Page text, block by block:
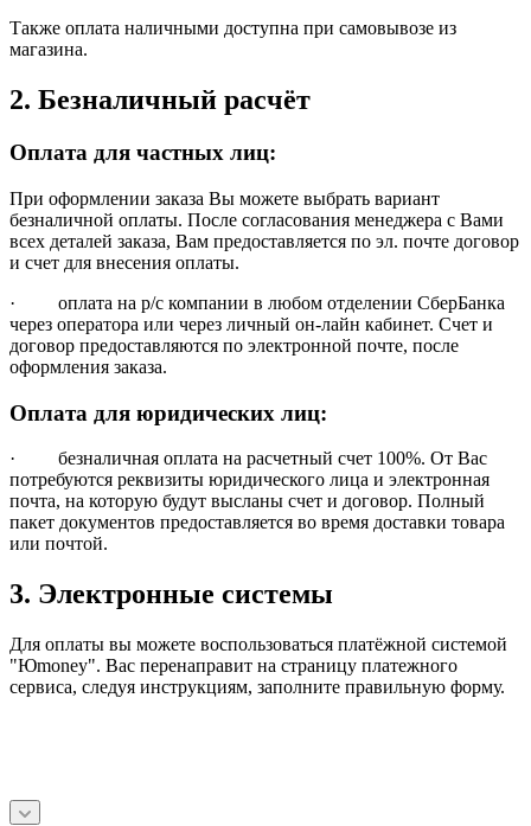
Также оплата наличными доступна при самовывозе из
магазина.
2. Безналичный расчёт
Оплата для частных лиц:
При оформлении заказа Вы можете выбрать вариант
безналичной оплаты. После согласования менеджера с Вами
всех деталей заказа, Вам предоставляется по эл. почте договор
и счет для внесения оплаты.
· оплата на р/с компании в любом отделении СберБанка
через оператора или через личный он-лайн кабинет. Счет и
договор предоставляются по электронной почте, после
оформления заказа.
Оплата для юридических лиц:
· безналичная оплата на расчетный счет 100%. От Вас
потребуются реквизиты юридического лица и электронная
почта, на которую будут высланы счет и договор. Полный
пакет документов предоставляется во время доставки товара
или почтой.
3. Электронные системы
Для оплаты вы можете воспользоваться платёжной системой
"Юmoney". Вас перенаправит на страницу платежного
сервиса, следуя инструкциям, заполните правильную форму.